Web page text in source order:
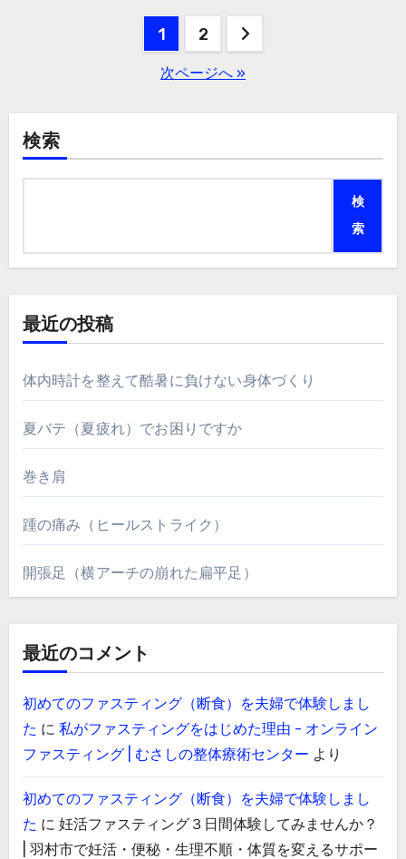
ペ
ー
送
1 2
次ページへ »
検索
検
索
最近の投稿
体内時計を整えて酷暑に負けない身体づくり
夏バテ（夏疲れ）でお困りですか
巻き肩
踵の痛み（ヒールストライク）
開張足（横アーチの崩れた扁平足）
最近のコメント
初めてのファスティング（断食）を夫婦で体験しまし
た に 私がファスティングをはじめた理由 - オンライン
ファスティング | むさしの整体療術センター より
初めてのファスティング（断食）を夫婦で体験しまし
た に 妊活ファスティング３日間体験してみませんか？
| 羽村市で妊活・便秘・生理不順・体質を変えるサポー